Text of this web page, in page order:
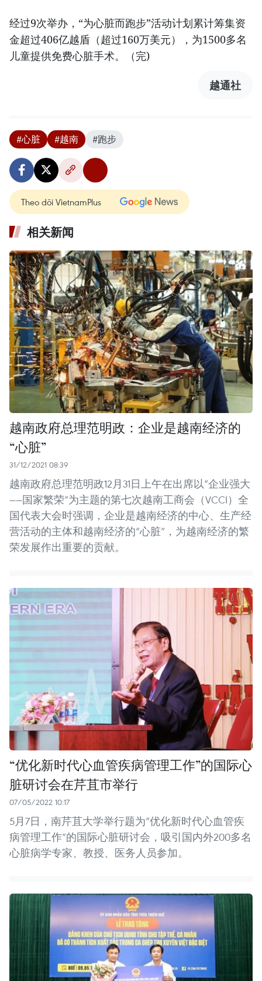
经过9次举办，“为心脏而跑步”活动计划累计筹集资
金超过406亿越盾（超过160万美元），为1500多名
儿童提供免费心脏手术。（完)
越通社
#心脏 #越南 #跑步
Theo dõi VietnamPlus
相关新闻
越南政府总理范明政：企业是越南经济的
“心脏”
31/12/2021 08:39
越南政府总理范明政12月31日上午在出席以“企业强大
——国家繁荣”为主题的第七次越南工商会（VCCI）全
国代表大会时强调，企业是越南经济的中心、生产经
营活动的主体和越南经济的“心脏”，为越南经济的繁
荣发展作出重要的贡献。
“优化新时代心血管疾病管理工作”的国际心
脏研讨会在芹苴市举行
07/05/2022 10:17
5月7日，南芹苴大学举行题为“优化新时代心血管疾
病管理工作”的国际心脏研讨会，吸引国内外200多名
心脏病学专家、教授、医务人员参加。